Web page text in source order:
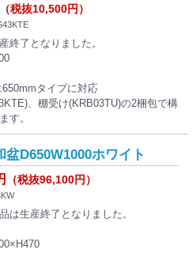
（税抜10,500円）
終了となりました。
タイプに対応
、棚受け(KRB03TU)の2梱包で構
す。
D650W1000ホワイト
（税抜96,100円）
は生産終了となりました。